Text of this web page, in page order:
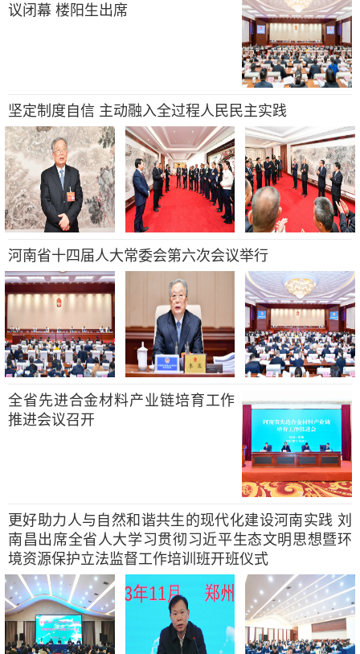
议闭幕 楼阳生出席
坚定制度自信 主动融入全过程人民民主实践
河南省十四届人大常委会第六次会议举行
全省先进合金材料产业链培育工作
推进会议召开
更好助力人与自然和谐共生的现代化建设河南实践 刘
南昌出席全省人大学习贯彻习近平生态文明思想暨环
境资源保护立法监督工作培训班开班仪式